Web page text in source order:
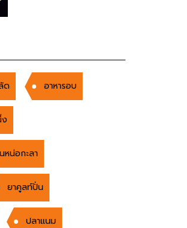
ด อาหารอบ
หน่อกะลา
ยาคูลท์ปั่น
ปลาแนม